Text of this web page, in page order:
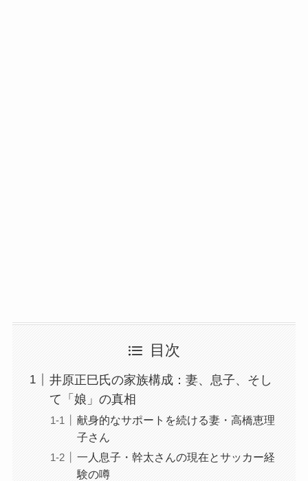
目次
井原正巳氏の家族構成：妻、息子、そし
て「娘」の真相
献身的なサポートを続ける妻・高橋恵理
子さん
一人息子・幹太さんの現在とサッカー経
験の噂